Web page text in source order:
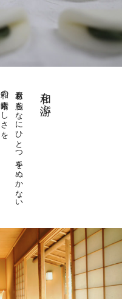
和を游ぶ
素材も腕もなにひとつ手をぬかない
和の素晴らしさを